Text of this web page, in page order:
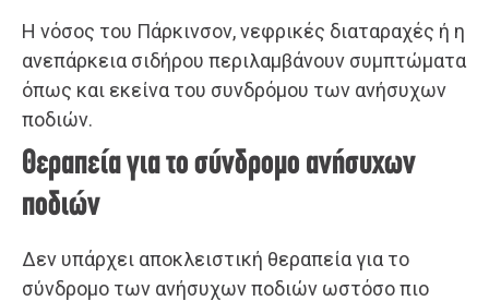
Η νόσος του Πάρκινσον, νεφρικές διαταραχές ή η
ανεπάρκεια σιδήρου περιλαμβάνουν συμπτώματα
όπως και εκείνα του συνδρόμου των ανήσυχων
ποδιών.
Θεραπεία για το σύνδρομο ανήσυχων
ποδιών
Δεν υπάρχει αποκλειστική θεραπεία για το
σύνδρομο των ανήσυχων ποδιών ωστόσο πιο